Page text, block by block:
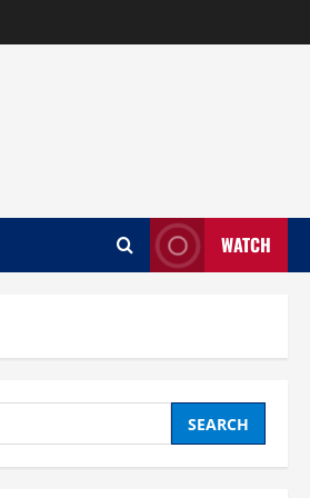
WATCH